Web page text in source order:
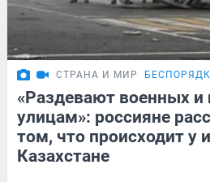
СТРАНА И МИР
«Раздевают военных и
улицам»: россияне
том, что происходит у
Казахстане